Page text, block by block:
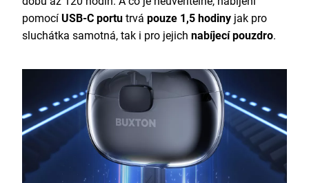
pomocí USB-C portu trvá pouze 1,5 hodiny jak pro
sluchátka samotná, tak i pro jejich nabíjecí pouzdro.